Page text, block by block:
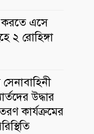
করতে এসে
২ রোহিঙ্গা
উদ্ধার
কার্যক্রমের